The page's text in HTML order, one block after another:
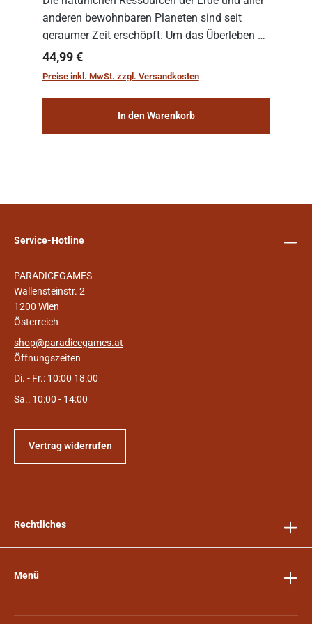
anderen bewohnbaren Planeten sind seit
geraumer Zeit erschöpft. Um das Überleben zu
sichern, wurden die sogenannten
„Weltenschiffe“ gebaut. Auf diesen
Regulärer Preis:
44,99 €
Preise inkl. MwSt. zzgl. Versandkosten
In den Warenkorb
Service-Hotline
PARADICEGAMES
Wallensteinstr. 2
1200 Wien
Österreich
shop@paradicegames.at
Öffnungszeiten
Di. - Fr.: 10:00 18:00
Sa.: 10:00 - 14:00
Vertrag widerrufen
Rechtliches
Menü